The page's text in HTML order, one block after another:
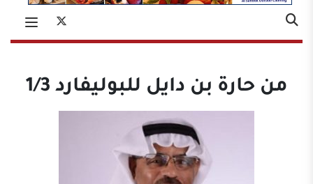
من حارة بن دايل للبوليفارد 1/3